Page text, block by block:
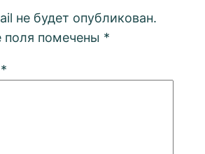
не будет опубликован.
поля помечены *
*